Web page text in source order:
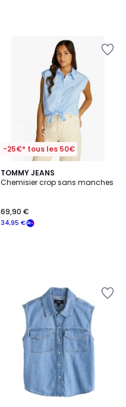
-25€* tous les 50€
TOMMY JEANS
Chemisier crop sans manches
34,95 €
69,90 €